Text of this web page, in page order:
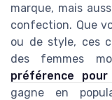
marque, mais
confection. Que
ou de style, ces
des femmes
préférence
gagne en